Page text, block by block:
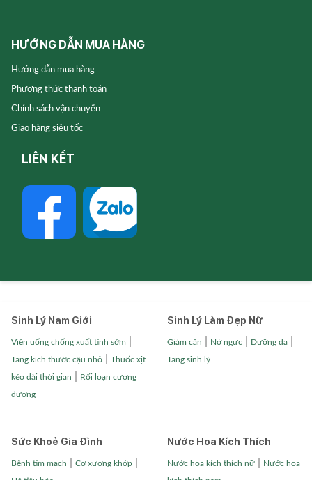
HƯỚNG DẪN MUA HÀNG
Hướng dẫn mua hàng
Phương thức thanh toán
Chính sách vận chuyển
Giao hàng siêu tốc
LIÊN KẾT
Sinh Lý Nam Giới
Viên uống chống xuất tinh sớm
Tăng kích thước cậu nhỏ| Thuốc xịt
kéo dài thời gian Rối loạn cương
dương
Sinh Lý Làm Đẹp Nữ
Giảm cân Nở ngực| Dưỡng da|
Tăng sinh lý
Sức Khoẻ Gia Đình
Bệnh tim mạch Cơ xương khớp|
Nước Hoa Kích Thích
Nước hoa kích thích nữ| Nước hoa